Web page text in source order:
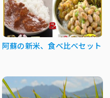
阿蘇の新米、食べ比べセット